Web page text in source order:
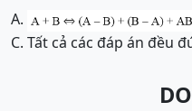
A.
C. Tất cả các đáp án đều